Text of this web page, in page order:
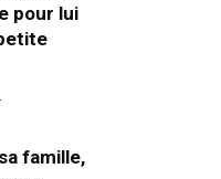
pour lui
famille,